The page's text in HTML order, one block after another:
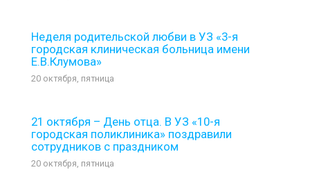
Неделя родительской любви в УЗ «3-я
городская клиническая больница имени
Е.В.Клумова»
20 октября, пятница
21 октября – День отца. В УЗ «10-я
городская поликлиника» поздравили
сотрудников с праздником
20 октября, пятница